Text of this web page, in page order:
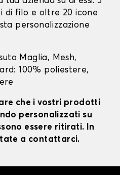
di filo e oltre 20 icone
personalizzazione
Maglia, Mesh,
100% poliestere,
che i vostri prodotti
personalizzati su
essere ritirati. In
a contattarci.